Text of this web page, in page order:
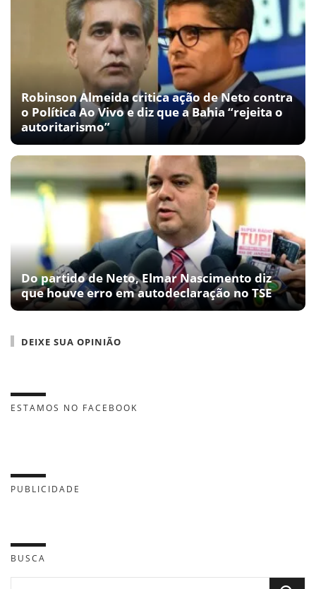
Robinson Almeida critica ação de Neto contra
o Política Ao Vivo e diz que a Bahia “rejeita o
autoritarismo”
Do partido de Neto, Elmar Nascimento diz
que houve erro em autodeclaração no TSE
DEIXE SUA OPINIÃO
ESTAMOS NO FACEBOOK
PUBLICIDADE
BUSCA